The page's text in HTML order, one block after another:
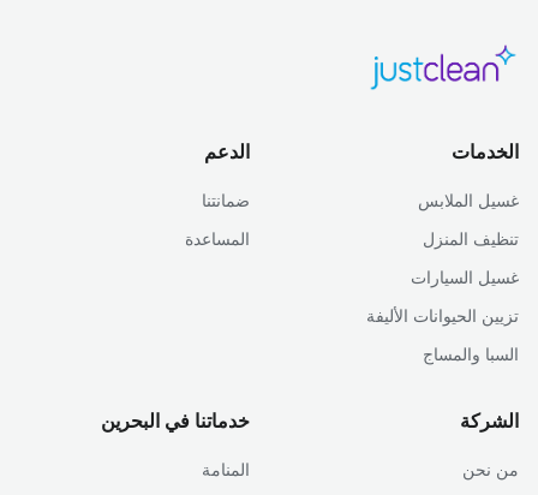
الخدمات
غسيل الملابس
تنظيف المنزل
غسيل السيارات
تزيين الحيوانات الأليفة
السبا والمساج
الدعم
ضمانتنا
المساعدة
الشركة
من نحن
خدماتنا في البحرين
المنامة